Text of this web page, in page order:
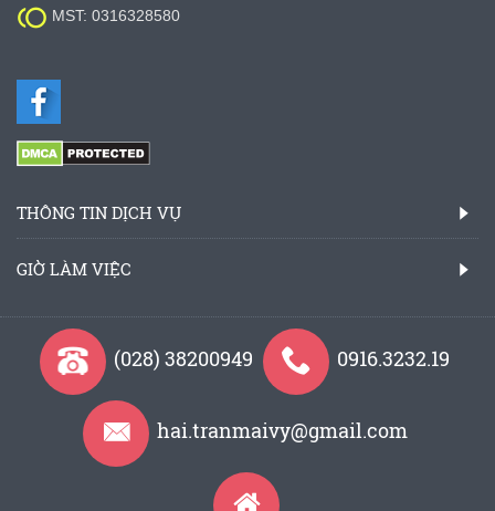
 MST: 0316328580
THÔNG TIN DỊCH VỤ
GIỜ LÀM VIỆC
(028) 38200949 0916.3232.19
hai.tranmaivy@gmail.com